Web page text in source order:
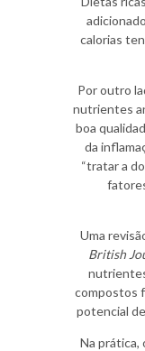
calorias
Por outro
nutrientes
boa
da
“tratar a
Uma
British
compostos
potencial
Na prática,